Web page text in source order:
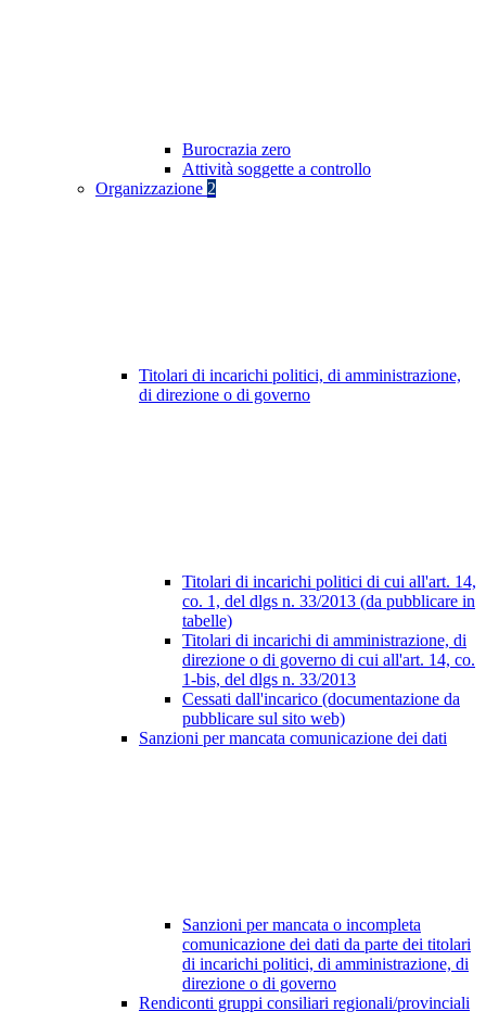
Burocrazia zero
Attività soggette a controllo
Organizzazione 2
Titolari di incarichi politici, di amministrazione,
di direzione o di governo
Titolari di incarichi politici di cui all'art. 14,
co. 1, del dlgs n. 33/2013 (da pubblicare in
tabelle)
Titolari di incarichi di amministrazione, di
direzione o di governo di cui all'art. 14, co.
1-bis, del dlgs n. 33/2013
Cessati dall'incarico (documentazione da
pubblicare sul sito web)
Sanzioni per mancata comunicazione dei dati
Sanzioni per mancata o incompleta
comunicazione dei dati da parte dei titolari
di incarichi politici, di amministrazione, di
direzione o di governo
Rendiconti gruppi consiliari regionali/provinciali